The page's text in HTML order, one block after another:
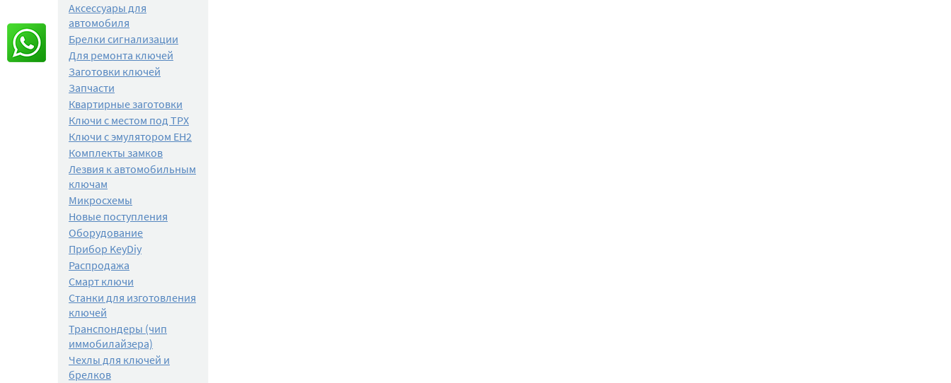
Аксессуары для
автомобиля
Брелки сигнализации
Для ремонта ключей
Заготовки ключей
Запчасти
Квартирные заготовки
Ключи с местом под TPX
Ключи с эмулятором EH2
Комплекты замков
Лезвия к автомобильным
ключам
Микросхемы
Новые поступления
Оборудование
Прибор KeyDiy
Распродажа
Смарт ключи
Станки для изготовления
ключей
Транспондеры (чип
иммобилайзера)
Чехлы для ключей и
брелков